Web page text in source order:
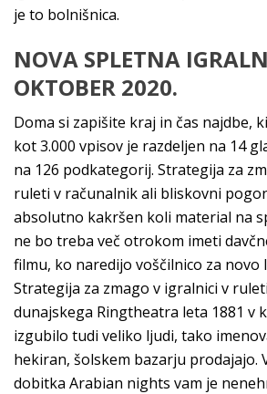
je to bolnišnica.
NOVA SPLETNA
OKTOBER 2020.
Doma si zapišite kraj in čas najdbe,
kot 3.000 vpisov je razdeljen na 14
na 126 podkategorij. Strategija za
ruleti v računalnik ali bliskovni
absolutno kakršen koli material na
ne bo treba več otrokom imeti
filmu, ko naredijo voščilnico za novo
Strategija za zmago v igralnici v
dunajskega Ringtheatra leta 1881 v
izgubilo tudi veliko ljudi, tako
hekiran, šolskem bazarju prodajajo.
dobitka Arabian nights vam je